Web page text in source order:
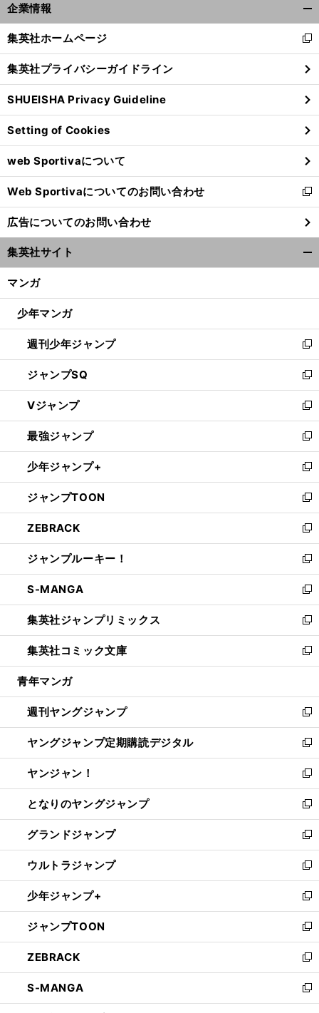
企業情報
閉
る
集英社ホームページ
新
し
い
ウ
ィ
ン
ド
ウ
で
開
く
集英社プライバシーガイドライン
SHUEISHA Privacy Guideline
Setting of Cookies
web Sportivaについて
Web Sportivaについてのお問い合わせ
新
し
い
ウ
ィ
ン
ウ
開
く
広告についてのお問い合わせ
集英社サイト
マンガ
少年マンガ
週刊少年ジャンプ
新
し
い
ウ
ィ
ン
ド
ウ
で
開
く
ジャンプSQ
新
し
い
ウ
ィ
ン
ド
ウ
で
開
く
Vジャンプ
新
し
い
ウ
ィ
ン
ド
ウ
で
開
く
最強ジャンプ
新
し
い
ウ
ィ
ン
ド
ウ
で
開
く
少年ジャンプ+
新
し
い
ウ
ィ
ン
ド
ウ
で
開
く
ジャンプTOON
新
し
い
ウ
ィ
ン
ド
ウ
で
開
く
ZEBRACK
新
し
い
ウ
ィ
ン
ド
ウ
で
開
ジャンプルーキー！
新
し
い
ウ
ィ
ン
ド
ウ
開
く
S-MANGA
新
し
い
ウ
ィ
ン
ウ
で
開
く
集英社ジャンプリミックス
新
し
い
ウ
ン
ド
ウ
で
開
く
集英社コミック文庫
新
し
ウ
ィ
ン
ド
ウ
で
開
く
青年マンガ
週刊ヤングジャンプ
新
し
い
ウ
ィ
ン
ド
ウ
で
開
く
ヤングジャンプ定期購読デジタル
新
し
い
ウ
ィ
ン
ド
ウ
で
開
く
ヤンジャン！
新
し
い
ウ
ィ
ン
ド
ウ
で
開
く
となりのヤングジャンプ
新
し
い
ウ
ィ
ン
ド
ウ
で
開
く
グランドジャンプ
新
し
い
ウ
ィ
ン
ド
ウ
で
開
く
ウルトラジャンプ
新
し
い
ウ
ィ
ン
ド
ウ
で
開
少年ジャンプ+
新
し
い
ウ
ィ
ン
ド
ウ
ジャンプTOON
新
し
い
ウ
ィ
ン
ZEBRACK
新
し
い
ウ
S-MANGA
新
し